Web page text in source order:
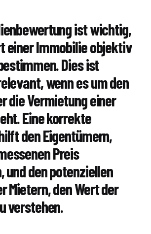
ist wichtig,
einer Immobilie objektiv
Dies ist
wenn es um den
die Vermietung einer
Eine korrekte
den Eigentümern,
Preis
und den potenziellen
Mietern, den Wert der
verstehen.